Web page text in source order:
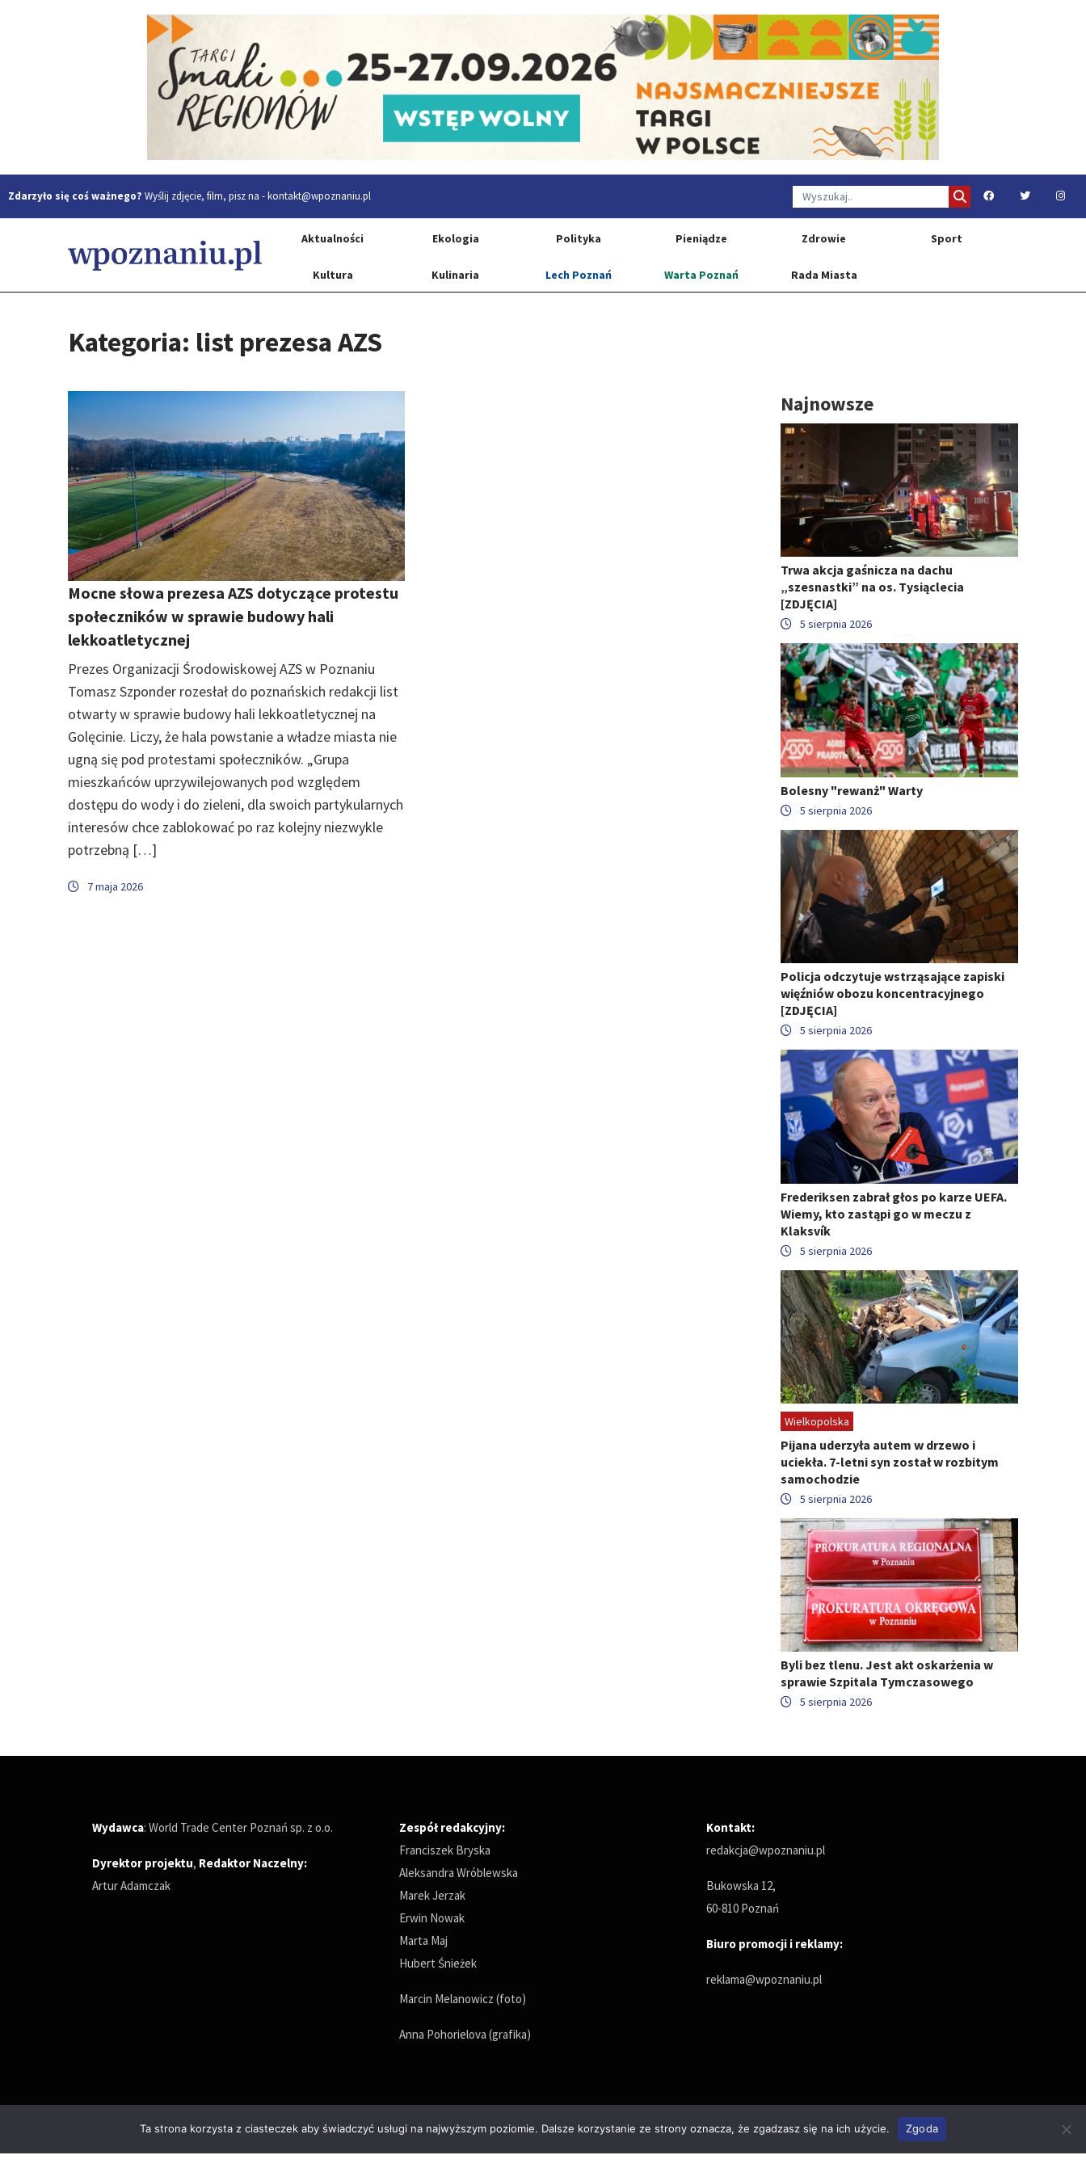
Zdarzyło się coś ważnego? Wyślij zdjęcie, film, pisz na -kontakt@wpoznaniu.pl
Aktualności Ekologia Polityka Pieniądze Zdrowie Sport
Kultura Kulinaria Lech Poznań Warta Poznań Rada Miasta
Kategoria: list prezesa AZS
Mocne słowa prezesa AZS dotyczące protestu
społeczników w sprawie budowy hali
lekkoatletycznej
Prezes Organizacji Środowiskowej AZS w Poznaniu
Tomasz Szponder rozesłał do poznańskich redakcji list
otwarty w sprawie budowy hali lekkoatletycznej na
Golęcinie. Liczy, że hala powstanie a władze miasta nie
ugną się pod protestami społeczników. „Grupa
mieszkańców uprzywilejowanych pod względem
dostępu do wody i do zieleni, dla swoich partykularnych
interesów chce zablokować po raz kolejny niezwykle
potrzebną […]
7 maja 2026
Najnowsze
Trwa akcja gaśnicza na dachu
„szesnastki” na os. Tysiąclecia
[ZDJĘCIA]
5 sierpnia 2026
Bolesny "rewanż" Warty
5 sierpnia 2026
Policja odczytuje wstrząsające zapiski
więźniów obozu koncentracyjnego
[ZDJĘCIA]
5 sierpnia 2026
Frederiksen zabrał głos po karze UEFA.
Wiemy, kto zastąpi go w meczu z
Klaksvík
5 sierpnia 2026
Wielkopolska
Pijana uderzyła autem w drzewo i
uciekła. 7-letni syn został w rozbitym
samochodzie
5 sierpnia 2026
Byli bez tlenu. Jest akt oskarżenia w
sprawie Szpitala Tymczasowego
5 sierpnia 2026
Wydawca: World Trade Center Poznań sp. z o.o.
Dyrektor projektu, Redaktor Naczelny:
Artur Adamczak
Zespół redakcyjny:
Franciszek Bryska
Aleksandra Wróblewska
Marek Jerzak
Erwin Nowak
Marta Maj
Hubert Śnieżek
Marcin Melanowicz (foto)
Anna Pohorielova (grafika)
Kontakt:
redakcja@wpoznaniu.pl
Bukowska 12,
60-810 Poznań
Biuro promocji i reklamy:
reklama@wpoznaniu.pl
Ta strona korzysta z ciasteczek aby świadczyć usługi na najwyższym poziomie. Dalsze korzystanie ze strony oznacza, że zgadzasz się na ich użycie. Zgoda